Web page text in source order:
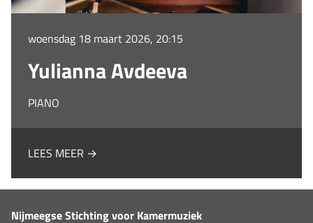
woensdag 18 maart 2026, 20:15
Yulianna Avdeeva
PIANO
LEES MEER →
Nijmeegse Stichting voor Kamermuziek